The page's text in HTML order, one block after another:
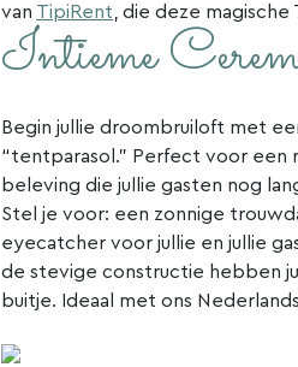
van TipiRent , die deze
Intieme
Begin jullie droombruiloft met
“tentparasol.” Perfect voor een
beleving die jullie gasten nog
Stel je voor: een zonnige
eyecatcher voor jullie en jullie
de stevige constructie hebben
buitje. Ideaal met ons